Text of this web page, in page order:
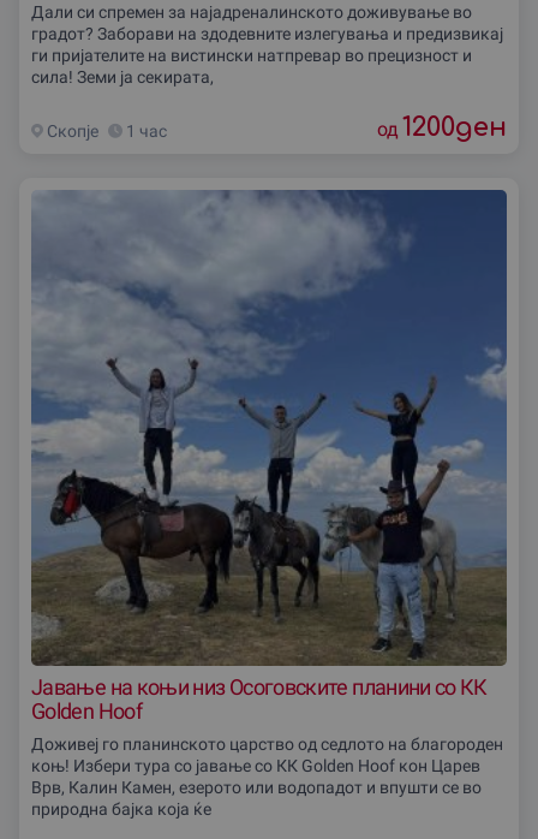
Дали си спремен за најадреналинското доживување во
градот? Заборави на здодевните излегувања и предизвикај
ги пријателите на вистински натпревар во прецизност и
сила! Земи ја секирата,
Скопjе 1 час од 1200ден
Јавање на коњи низ Осоговските планини со КК
Golden Hoof
Доживеј го планинското царство од седлото на благороден
коњ! Избери тура со јавање со КК Golden Hoof кон Царев
Врв, Калин Камен, езерото или водопадот и впушти се во
природна бајка која ќе